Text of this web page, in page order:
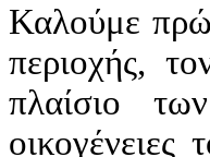
Καλούμε
περιοχής,
πλαίσιο